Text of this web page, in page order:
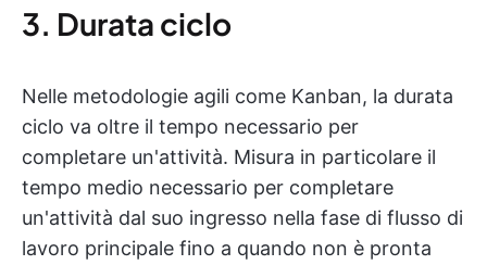
3. Durata ciclo
Nelle metodologie agili come Kanban, la durata
ciclo va oltre il tempo necessario per
completare un'attività. Misura in particolare il
tempo medio necessario per completare
un'attività dal suo ingresso nella fase di flusso di
lavoro principale fino a quando non è pronta